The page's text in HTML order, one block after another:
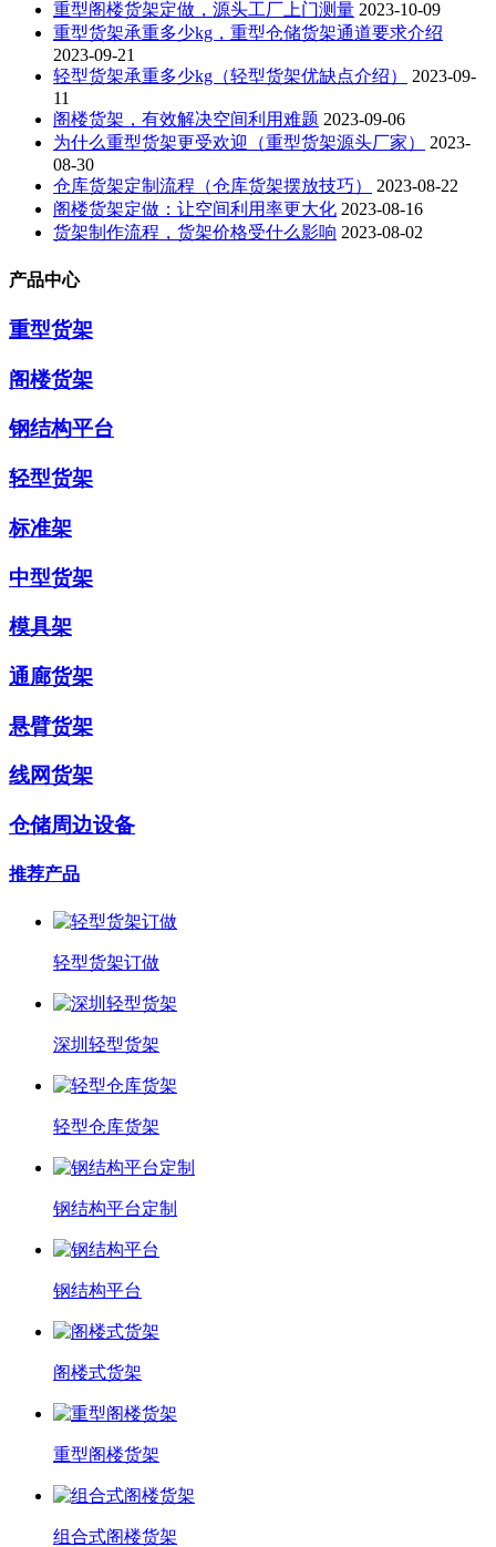
重型阁楼货架定做，源头工厂上门测量 2023-10-09
重型货架承重多少kg，重型仓储货架通道要求介绍
2023-09-21
轻型货架承重多少kg（轻型货架优缺点介绍）
2023-09-
11
阁楼货架，有效解决空间利用难题 2023-09-06
为什么重型货架更受欢迎（重型货架源头厂家）
2023-
08-30
仓库货架定制流程（仓库货架摆放技巧）
2023-08-22
阁楼货架定做：让空间利用率更大化 2023-08-16
货架制作流程，货架价格受什么影响 2023-08-02
产品中心
重型货架
阁楼货架
钢结构平台
轻型货架
标准架
中型货架
模具架
通廊货架
悬臂货架
线网货架
仓储周边设备
推荐产品
轻型货架订做
深圳轻型货架
轻型仓库货架
钢结构平台定制
钢结构平台
阁楼式货架
重型阁楼货架
组合式阁楼货架